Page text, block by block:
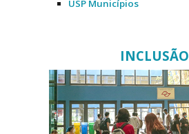
USP Municípios
INCLUSÃO